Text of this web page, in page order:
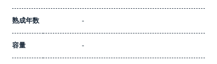
熟成年数 -
容量 -